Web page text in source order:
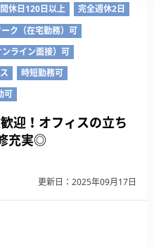
休日120日以上
完全週休2日
ク（在宅勤務）可
ライン面接）可
時短勤務可
可
迎！オフィスの立ち
充実◎
更新日：2025年09月17日